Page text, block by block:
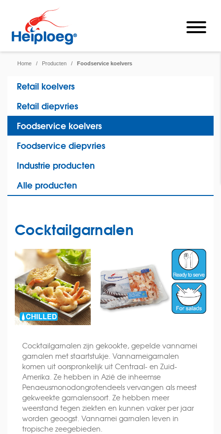
Home / Producten / Foodservice koelvers
Retail koelvers
Retail diepvries
Foodservice koelvers
Foodservice diepvries
Industrie producten
Alle producten
Cocktailgarnalen
Cocktailgarnalen zijn gekookte, gepelde vannamei
garnalen met staartstukje. Vannameigarnalen
komen uit oorspronkelijk uit Centraal- en Zuid-
Amerika. Ze hebben in Azië de inheemse
Penaeusmonodongrotendeels vervangen als meest
gekweekte garnalensoort. Ze hebben meer
weerstand tegen ziekten en kunnen vaker per jaar
worden geoogst. Vannamei garnalen leven in
tropische zeegebieden.